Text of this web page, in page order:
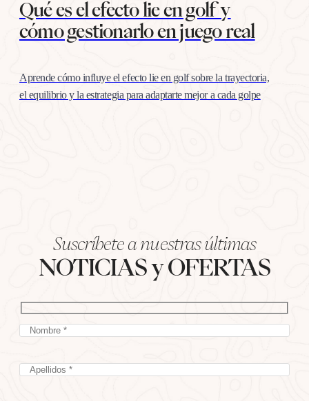
Qué es el efecto lie en golf y
cómo gestionarlo en juego real
Aprende cómo influye el efecto lie en golf sobre la trayectoria,
el equilibrio y la estrategia para adaptarte mejor a cada golpe
Suscríbete a nuestras últimas
NOTICIAS y OFERTAS